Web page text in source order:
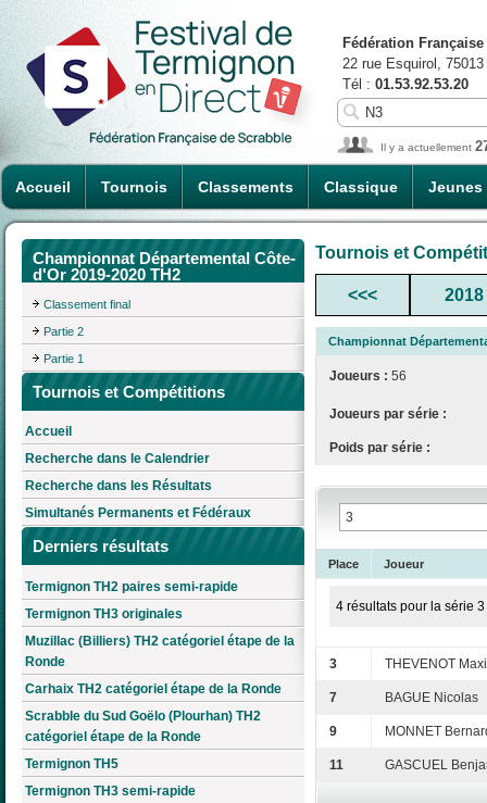
Accueil Tournois Classements Classique Jeunes
Fédération
22 rue Esquirol,
Tél : 01.53.92.53.20
Il y a actuellement
Championnat Départemental Côte-
d'Or 2019-2020 TH2
Classement final
Partie 2
Partie 1
Tournois et Compétitions
Accueil
Recherche dans le Calendrier
Recherche dans les Résultats
Simultanés Permanents et Fédéraux
Derniers résultats
Termignon TH2 paires semi-rapide
Termignon TH3 originales
Muzillac (Billiers) TH2 catégoriel étape de la
Ronde
Carhaix TH2 catégoriel étape de la Ronde
Scrabble du Sud Goëlo (Plourhan) TH2
catégoriel étape de la Ronde
Termignon TH5
Termignon TH3 semi-rapide
Tournois et
<<< 2018
Championnat
Joueurs : 56
Joueurs par série :
Poids par série :
Place Joueur
4 résultats pour la série 3
3 THEVENOT
7 BAGUE Nicolas
9 MONNET
11 GASCUEL